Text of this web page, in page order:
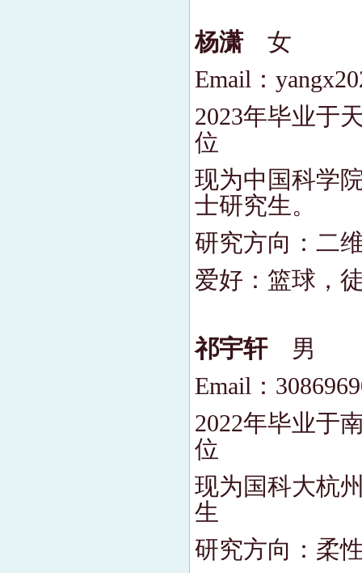
杨潇 女
Email：
2023年毕业于
位
现为中国科学
士研究生。
研究方向：二
爱好：篮球，
祁宇轩 男
Email：
2022年毕业于
位
现为国科大杭
生
研究方向：柔